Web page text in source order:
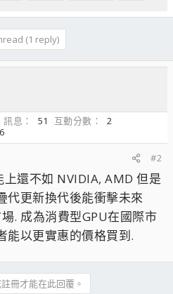
(1 reply)
訊息 51 互動分數
2
#2
還不如 NVIDIA, AMD 但是
代更新換代後能衝擊未來
. 成為消費型GPU在國際市
能以更實惠的價格買到.
冊才能在此回覆。